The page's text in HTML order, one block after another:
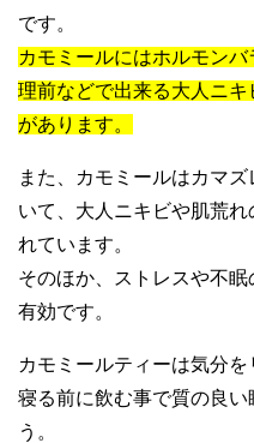
です。
カモミールにはホルモン
理前などで出来る大人ニ
があります。
また、カモミールはカマ
いて、大人ニキビや肌荒
れています。
そのほか、ストレスや不
有効です。
カモミールティーは気分を
寝る前に飲む事で質の良
う。